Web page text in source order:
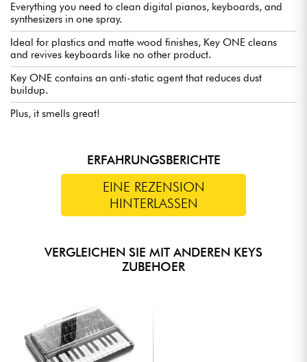
Everything you need to clean digital pianos, keyboards, and
synthesizers in one spray.
Ideal for plastics and matte wood finishes, Key ONE cleans
and revives keyboards like no other product.
Key ONE contains an anti-static agent that reduces dust
buildup.
Plus, it smells great!
ERFAHRUNGSBERICHTE
EINE REZENSION
HINTERLASSEN
VERGLEICHEN SIE MIT ANDEREN KEYS
ZUBEHOER